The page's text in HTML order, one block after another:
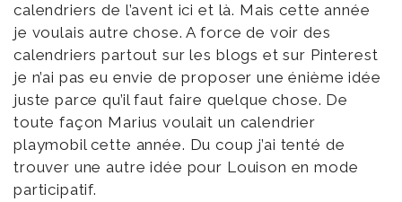
calendriers de l’avent ici et là. Mais cette année
je voulais autre chose. A force de voir des
calendriers partout sur les blogs et sur Pinterest
je n’ai pas eu envie de proposer une énième idée
juste parce qu’il faut faire quelque chose. De
toute façon Marius voulait un calendrier
playmobil cette année. Du coup j’ai tenté de
trouver une autre idée pour Louison en mode
participatif.